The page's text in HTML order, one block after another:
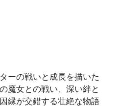
ーの戦いと成長を描いた
魔女との戦い、深い絆と
縁が交錯する壮絶な物語